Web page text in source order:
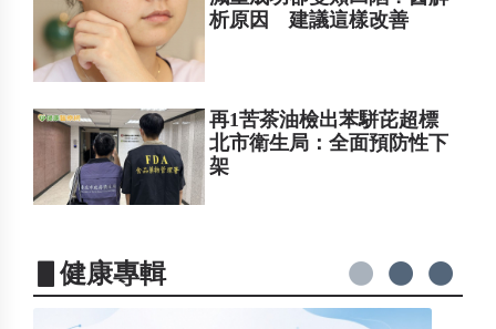
析原因 建議這樣改善
再1苦茶油檢出苯駢芘超標
北市衛生局：全面預防性下
架
▋健康專輯